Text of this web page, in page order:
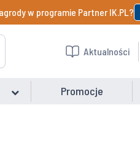
w programie Partner IK.PL?
Aktualności
Promocje